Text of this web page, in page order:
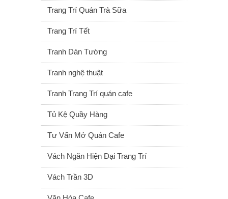
Trang Trí Quán Trà Sữa
Trang Trí Tết
Tranh Dán Tường
Tranh nghệ thuật
Tranh Trang Trí quán cafe
Tủ Kệ Quầy Hàng
Tư Vấn Mở Quán Cafe
Vách Ngăn Hiện Đại Trang Trí
Vách Trần 3D